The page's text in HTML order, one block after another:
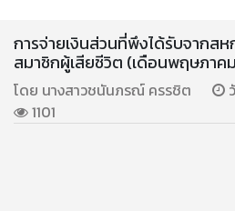
การจ่ายเงินส่วนที่พึงได้รับจากส
สมาชิกผู้เสียชีวิต (เดือนพฤษภาค
โดย นางสาวชนันภรณ์ ครรชิต
1101